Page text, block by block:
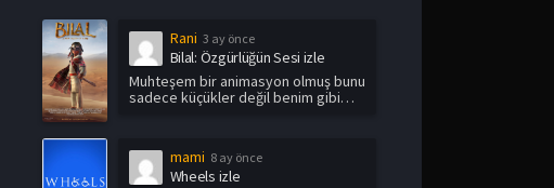
Rani 3 ay önce
Bilal: Özgürlüğün Sesi izle
Muhteşem bir animasyon olmuş bunu
sadece küçükler değil benim gibi
mami 8 ay önce
Wheels izle